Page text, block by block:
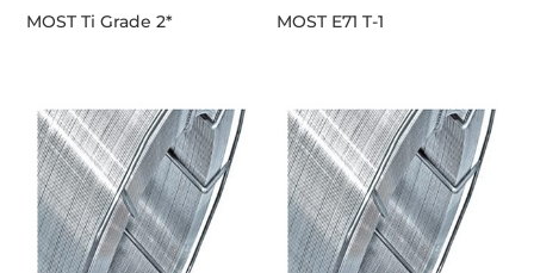
MOST Ti Grade 2* MOST E71 T-1